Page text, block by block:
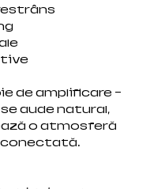
de amplificare —
aude natural,
o atmosferă